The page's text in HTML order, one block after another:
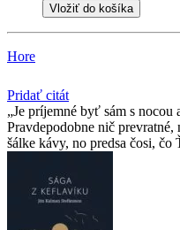
Vložiť do košíka
Hore
Pridať citát
Je príjemné byť sám s nocou
Pravdepodobne nič
šálke kávy, no predsa čosi, čo